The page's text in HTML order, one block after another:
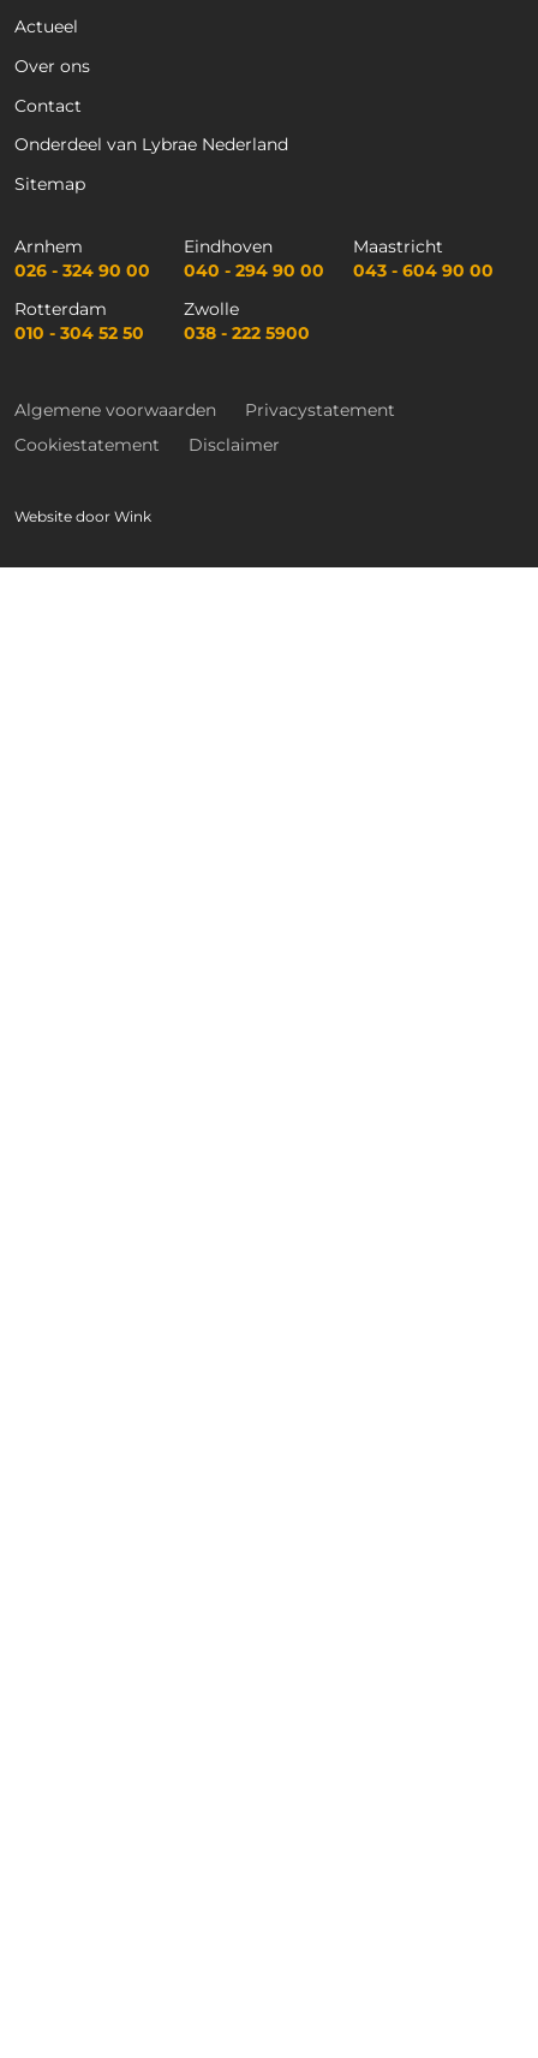
Actueel
Over ons
Contact
Onderdeel van Lybrae Nederland
Sitemap
Arnhem
026 - 324 90 00
Eindhoven
040 - 294 90 00
Maastricht
043 - 604 90 00
Rotterdam
010 - 304 52 50
Zwolle
038 - 222 5900
Algemene voorwaarden
Privacystatement
Cookiestatement
Disclaimer
Website door Wink